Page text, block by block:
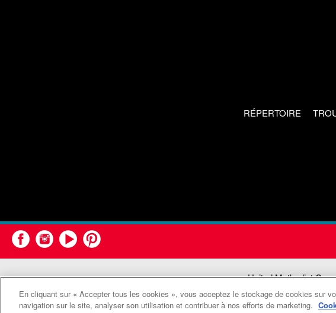
RÉPERTOIRE
United Methodist
©2026
En cliquant sur « Accepter tous les cookies », vous acceptez le stockage de cookies sur
navigation sur le site, analyser son utilisation et contribuer à nos efforts de marketing.